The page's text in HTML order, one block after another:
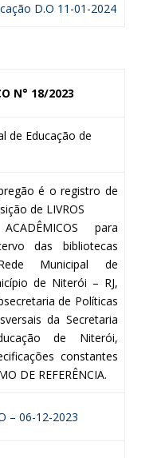
D.O 11-01-2024
N° 18/2023
de Educação de
é o registro de
de LIVROS
para
das bibliotecas
Municipal de
de Niterói – RJ,
de Políticas
da Secretaria
de Niterói,
constantes
DE REFERÊNCIA.
– 06-12-2023